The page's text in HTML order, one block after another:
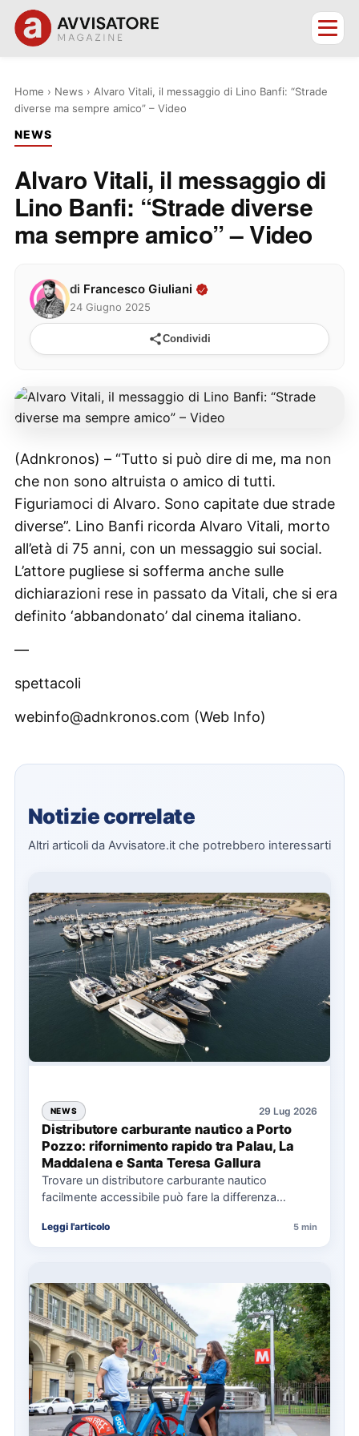
Home › News › Alvaro Vitali, il messaggio di Lino Banfi: “Strade
diverse ma sempre amico” – Video
NEWS
Alvaro Vitali, il messaggio di
Lino Banfi: “Strade diverse
ma sempre amico” – Video
di Francesco Giuliani
24 Giugno 2025
Condividi
(Adnkronos) – “Tutto si può dire di me, ma non
che non sono altruista o amico di tutti.
Figuriamoci di Alvaro. Sono capitate due strade
diverse”. Lino Banfi ricorda Alvaro Vitali, morto
all’età di 75 anni, con un messaggio sui social.
L’attore pugliese si sofferma anche sulle
dichiarazioni rese in passato da Vitali, che si era
definito ‘abbandonato’ dal cinema italiano.
—
spettacoli
webinfo@adnkronos.com (Web Info)
Notizie correlate
Altri articoli da Avvisatore.it che potrebbero interessarti
NEWS 29 Lug 2026
Distributore carburante nautico a Porto
Pozzo: rifornimento rapido tra Palau, La
Maddalena e Santa Teresa Gallura
Trovare un distributore carburante nautico
facilmente accessibile può fare la differenza
soprattutto…
Leggi l'articolo 5 min